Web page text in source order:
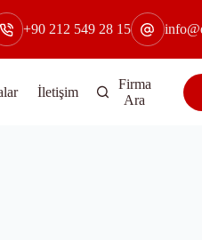
+90 212 549 28 15
İletişim
Firma
Ara